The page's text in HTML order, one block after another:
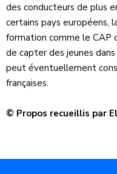
des conducteurs de plus
certains pays européens,
formation comme le
de capter des jeunes
peut éventuellement
françaises.
© Propos recueillis par